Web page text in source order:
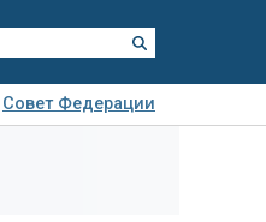
Совет Федерации